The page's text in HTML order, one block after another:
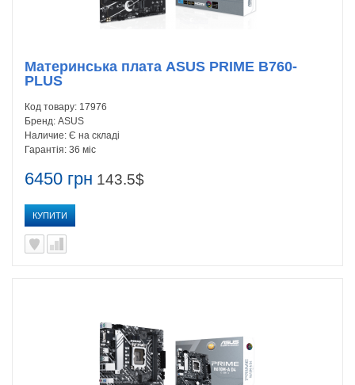
6450 грн 143.5$
КУПИТИ
Материнська плата ASUS PRIME B760-
PLUS
Код товару: 17976
Бренд: ASUS
Наличие: Є на складі
Гарантія: 36 міс